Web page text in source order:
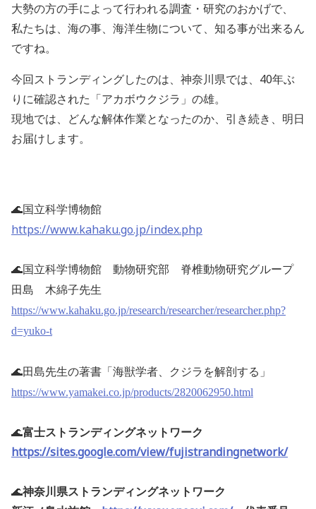
大勢の方の手によって行われる調査・研究のおかげで、
私たちは、海の事、海洋生物について、知る事が出来るん
ですね。
今回ストランディングしたのは、神奈川県では、40年ぶ
りに確認された「アカボウクジラ」の雄。
現地では、どんな解体作業となったのか、引き続き、明日
お届けします。
🌊国立科学博物館
https://www.kahaku.go.jp/index.php
🌊国立科学博物館 動物研究部 脊椎動物研究グループ
田島 木綿子先生
https://www.kahaku.go.jp/research/researcher/researcher.php?
d=yuko-t
🌊田島先生の著書「海獣学者、クジラを解剖する」
https://www.yamakei.co.jp/products/2820062950.html
🌊富士ストランディングネットワーク
https://sites.google.com/view/fujistrandingnetwork/
🌊神奈川県ストランディングネットワーク